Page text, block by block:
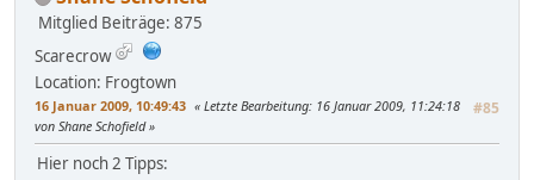
Mitglied Beiträge: 875
Scarecrow
Location: Frogtown
16 Januar 2009, 10:49:43 #85
Letzte Bearbeitung: 16 Januar 2009, 11:24:18
von Shane Schofield
Hier noch 2 Tipps: